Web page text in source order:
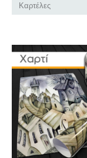
Καρτέλες